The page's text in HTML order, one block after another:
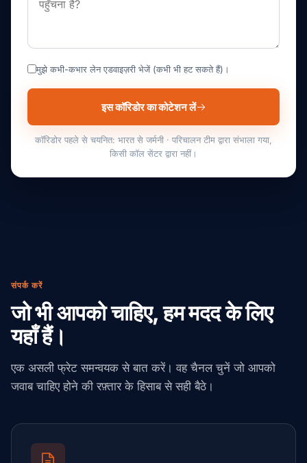
मुझे कभी-कभार लेन एडवाइज़री भेजें (कभी भी हट सकते हैं)।
इस कॉरिडोर का कोटेशन लें
कॉरिडोर पहले से चयनित: भारत से जर्मनी · परिचालन टीम द्वारा संभाला गया,
किसी कॉल सेंटर द्वारा नहीं।
संपर्क करें
जो भी आपको चाहिए, हम मदद के लिए
यहाँ हैं।
एक असली फ्रेट समन्वयक से बात करें। वह चैनल चुनें जो आपको
जवाब चाहिए होने की रफ़्तार के हिसाब से सही बैठे।